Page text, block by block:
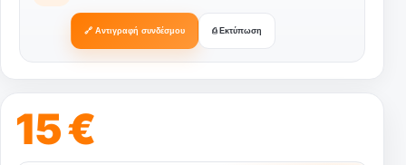
🔗 Αντιγραφή συνδέσμου ⎙ Εκτύπωση
15 €